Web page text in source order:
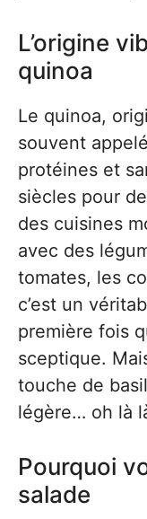
L’origine
quinoa
Le quinoa,
souvent
protéines et
siècles pour
des cuisines
avec des
tomates, les
c’est un
première fois
sceptique.
touche de
légère… oh là
Pourquoi
salade